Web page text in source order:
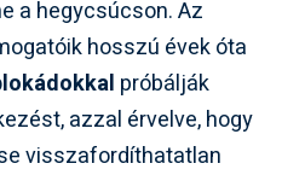
a hegycsúcson. Az
hosszú évek óta
próbálják
azzal érvelve, hogy
visszafordíthatatlan